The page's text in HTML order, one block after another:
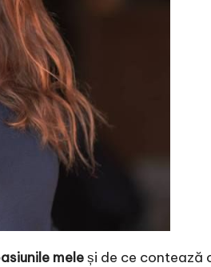
meleși de ce contează